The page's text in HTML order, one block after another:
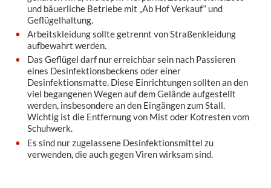
und bäuerliche Betriebe mit „Ab Hof Verkauf“ und
Geflügelhaltung.
Arbeitskleidung sollte getrennt von Straßenkleidung
aufbewahrt werden.
Das Geflügel darf nur erreichbar sein nach Passieren
eines Desinfektionsbeckens oder einer
Desinfektionsmatte. Diese Einrichtungen sollten an den
viel begangenen Wegen auf dem Gelände aufgestellt
werden, insbesondere an den Eingängen zum Stall.
Wichtig ist die Entfernung von Mist oder Kotresten vom
Schuhwerk.
Es sind nur zugelassene Desinfektionsmittel zu
verwenden, die auch gegen Viren wirksam sind.